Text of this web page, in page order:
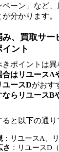
ーン」など
分かります。
、買取サー
ント
ポイントは異
合はリユースA
ユースDがおす
らリユースB
と以下の通り
：リユースA、
さ ：リユースD